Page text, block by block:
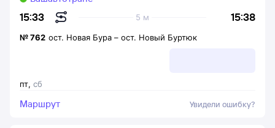
15:33 15:38
5 м
пт, сб
№762 ост. Новая Бура – ост. Новый Буртюк
Маршрут Увидели ошибку?